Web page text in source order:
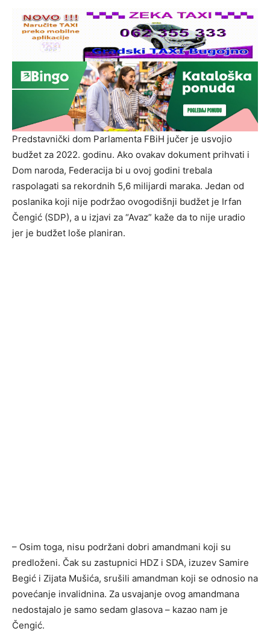
Predstavnički dom Parlamenta FBiH jučer je usvojio
budžet za 2022. godinu. Ako ovakav dokument prihvati i
Dom naroda, Federacija bi u ovoj godini trebala
raspolagati sa rekordnih 5,6 milijardi maraka. Jedan od
poslanika koji nije podržao ovogodišnji budžet je Irfan
Čengić (SDP), a u izjavi za “Avaz” kaže da to nije uradio
jer je budžet loše planiran.
– Osim toga, nisu podržani dobri amandmani koji su
predloženi. Čak su zastupnici HDZ i SDA, izuzev Samire
Begić i Zijata Mušića, srušili amandman koji se odnosio na
povećanje invalidnina. Za usvajanje ovog amandmana
nedostajalo je samo sedam glasova – kazao nam je
Čengić.